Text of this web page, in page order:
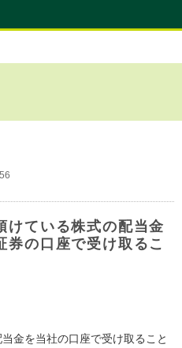
けている株式の配当金
券の口座で受け取るこ
金を当社の口座で受け取ること